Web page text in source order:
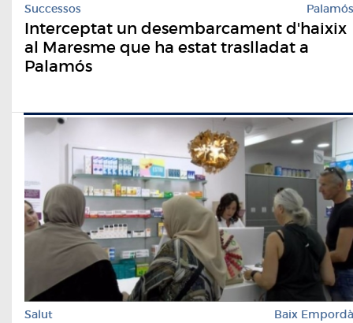
Successos Palamós
Interceptat un desembarcament d'haixix
al Maresme que ha estat traslladat a
Palamós
Salut Baix Empordà